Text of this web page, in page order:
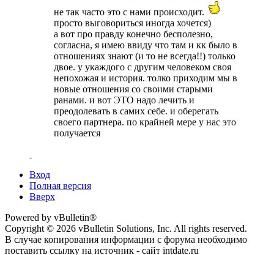
не так часто это с нами происходит.
просто выговориться иногда хочется)
а вот про правду конечно бесполезно,
согласна, я имею ввиду что там и кк было в
отношениях знают (и то не всегда!!) только
двое. у укаждого с другим человеком своя
непохожая и история. толко приходим мы в
новые отношения со своими старыми
ранами. и вот ЭТО надо лечить и
преодолевать в самих себе. и оберегать
своего партнера. по крайней мере у нас это
получается
Вход
Полная версия
Вверх
Powered by vBulletin®
Copyright © 2026 vBulletin Solutions, Inc. All rights reserved.
В случае копирования информации с форума необходимо
поставить ссылку на источник - сайт intdate.ru